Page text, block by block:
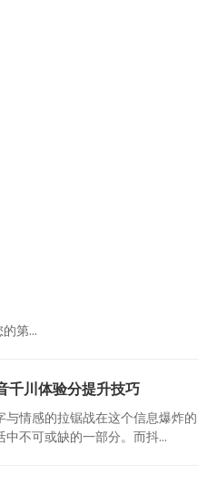
第…
千川体验分提升技巧
情感的拉锯战在这个信息爆炸的
不可或缺的一部分。而抖...